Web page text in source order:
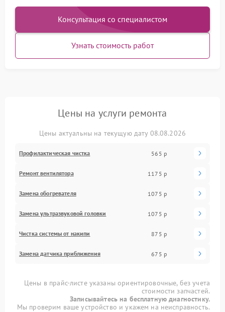
Консультация со специалистом
Узнать стоимость работ
Цены на услуги ремонта
Цены актуальны на текущую дату 08.08.2026
Профилактическая чистка 565 р
Ремонт вентилятора 1175 р
Замена обогревателя 1075 р
Замена ультразвуковой головки 1075 р
Чистка системы от накипи 875 р
Замена датчика приближения 675 р
Цены в прайс-листе указаны ориентировочные, без учета
стоимости запчастей.
Записывайтесь на бесплатную диагностику.
Мы проверим ваше устройство и укажем на неисправность.